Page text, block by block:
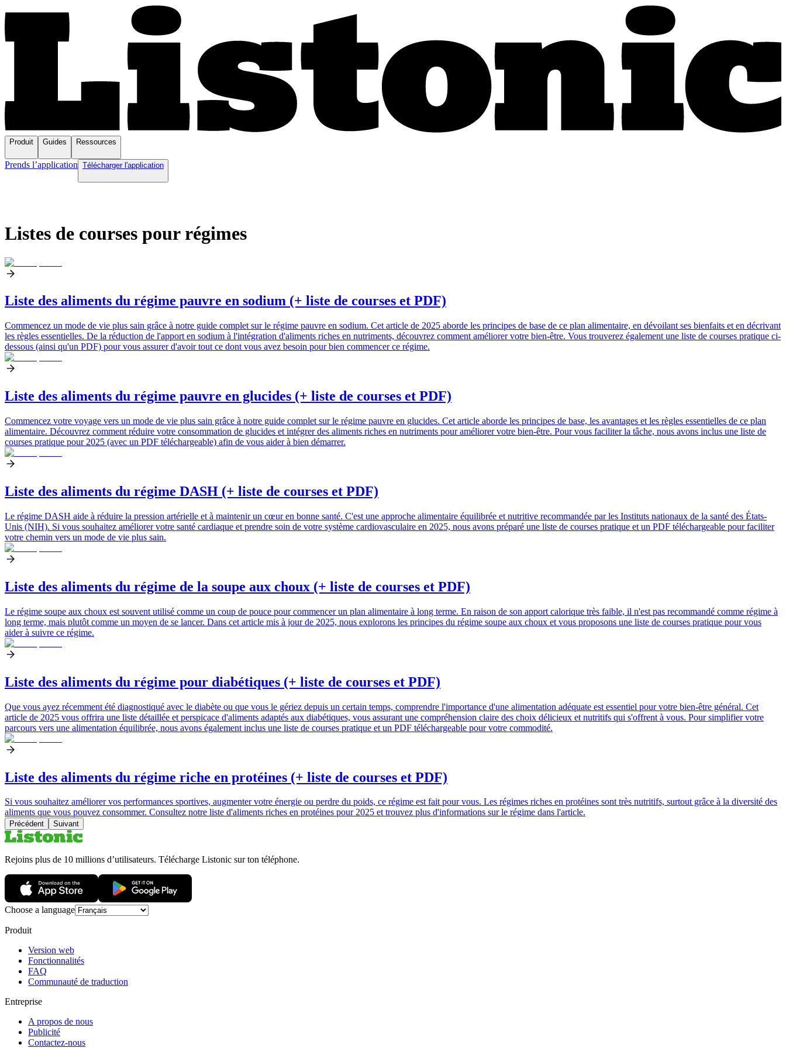
Produit Guides Ressources
Prends l’application Télécharger l'application
Listes de courses pour régimes
Liste des aliments du régime pauvre en sodium (+ liste de courses et PDF)
Commencez un mode de vie plus sain grâce à notre guide complet sur le régime pauvre en sodium. Cet article de 2025 aborde les principes de base de ce plan alimentaire, en dévoilant ses bienfaits et en décrivant
les règles essentielles. De la réduction de l'apport en sodium à l'intégration d'aliments riches en nutriments, découvrez comment améliorer votre bien-être. Vous trouverez également une liste de courses pratique ci-
dessous (ainsi qu'un PDF) pour vous assurer d'avoir tout ce dont vous avez besoin pour bien commencer ce régime.
Liste des aliments du régime pauvre en glucides (+ liste de courses et PDF)
Commencez votre voyage vers un mode de vie plus sain grâce à notre guide complet sur le régime pauvre en glucides. Cet article aborde les principes de base, les avantages et les règles essentielles de ce plan
alimentaire. Découvrez comment réduire votre consommation de glucides et intégrer des aliments riches en nutriments pour améliorer votre bien-être. Pour vous faciliter la tâche, nous avons inclus une liste de
courses pratique pour 2025 (avec un PDF téléchargeable) afin de vous aider à bien démarrer.
Liste des aliments du régime DASH (+ liste de courses et PDF)
Le régime DASH aide à réduire la pression artérielle et à maintenir un cœur en bonne santé. C'est une approche alimentaire équilibrée et nutritive recommandée par les Instituts nationaux de la santé des États-
Unis (NIH). Si vous souhaitez améliorer votre santé cardiaque et prendre soin de votre système cardiovasculaire en 2025, nous avons préparé une liste de courses pratique et un PDF téléchargeable pour faciliter
votre chemin vers un mode de vie plus sain.
Liste des aliments du régime de la soupe aux choux (+ liste de courses et PDF)
Le régime soupe aux choux est souvent utilisé comme un coup de pouce pour commencer un plan alimentaire à long terme. En raison de son apport calorique très faible, il n'est pas recommandé comme régime à
long terme, mais plutôt comme un moyen de se lancer. Dans cet article mis à jour de 2025, nous explorons les principes du régime soupe aux choux et vous proposons une liste de courses pratique pour vous
aider à suivre ce régime.
Liste des aliments du régime pour diabétiques (+ liste de courses et PDF)
Que vous ayez récemment été diagnostiqué avec le diabète ou que vous le gériez depuis un certain temps, comprendre l'importance d'une alimentation adéquate est essentiel pour votre bien-être général. Cet
article de 2025 vous offrira une liste détaillée et perspicace d'aliments adaptés aux diabétiques, vous assurant une compréhension claire des choix délicieux et nutritifs qui s'offrent à vous. Pour simplifier votre
parcours vers une alimentation équilibrée, nous avons également inclus une liste de courses pratique et un PDF téléchargeable pour votre commodité.
Liste des aliments du régime riche en protéines (+ liste de courses et PDF)
Si vous souhaitez améliorer vos performances sportives, augmenter votre énergie ou perdre du poids, ce régime est fait pour vous. Les régimes riches en protéines sont très nutritifs, surtout grâce à la diversité des
aliments que vous pouvez consommer. Consultez notre liste d'aliments riches en protéines pour 2025 et trouvez plus d'informations sur le régime dans l'article.
Précédent Suivant
Rejoins plus de 10 millions d’utilisateurs. Télécharge Listonic sur ton téléphone.
Choose a language
Produit
Version web
Fonctionnalités
FAQ
Communauté de traduction
Entreprise
A propos de nous
Publicité
Contactez-nous